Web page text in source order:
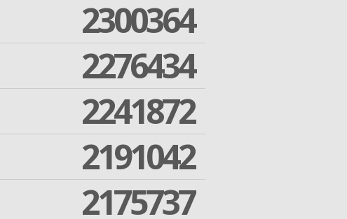
2300364
2276434
2241872
2191042
2175737